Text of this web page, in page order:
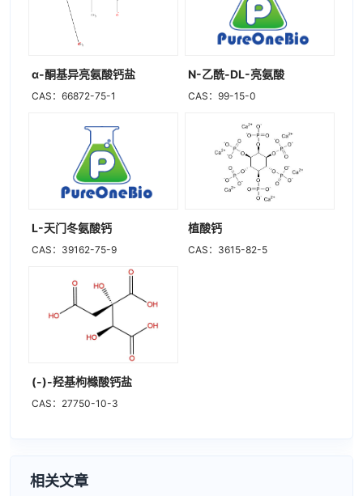
α-酮基异亮氨酸钙盐
CAS：66872-75-1
N-乙酰-DL-亮氨酸
CAS：99-15-0
L-天门冬氨酸钙
CAS：39162-75-9
植酸钙
CAS：3615-82-5
(-)-羟基枸橼酸钙盐
CAS：27750-10-3
相关文章